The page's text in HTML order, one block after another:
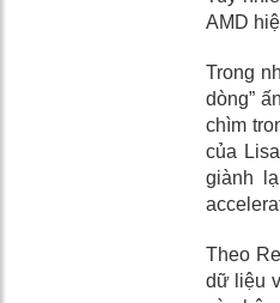
AMD
Trong
dòng”
chìm
của
giành
Theo
dữ liệu